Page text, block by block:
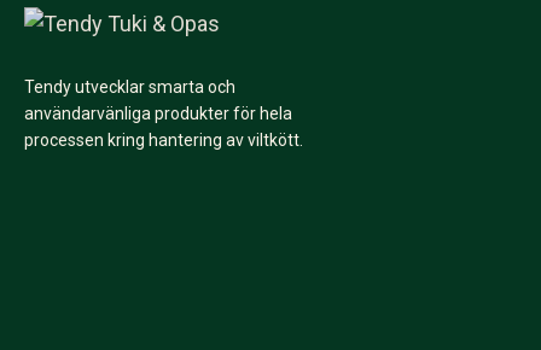
Tendy utvecklar smarta och
användarvänliga produkter för hela
processen kring hantering av viltkött.